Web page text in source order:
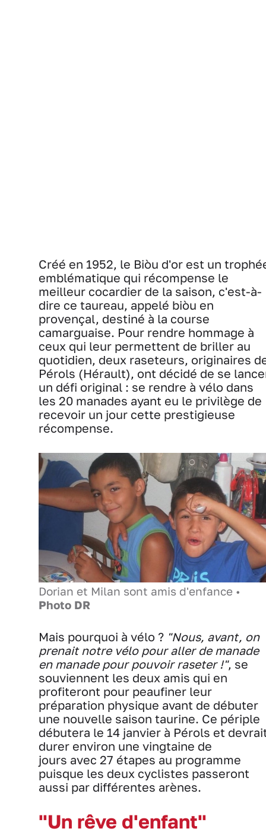
Créé en 1952, le Biòu d'or est un
emblématique qui récompense le
meilleur cocardier de la saison, c'est-à-
dire ce taureau, appelé biòu en
provençal, destiné à la course
camarguaise. Pour rendre hommage à
ceux qui leur permettent de briller au
quotidien, deux raseteurs, originaires
Pérols (Hérault), ont décidé de se
un défi original : se rendre à vélo dans
les 20 manades ayant eu le privilège de
recevoir un jour cette prestigieuse
récompense.
Dorian et Milan sont amis d'enfance •
Photo DR
Mais pourquoi à vélo ? "Nous, avant, on
prenait notre vélo pour aller de manade
en manade pour pouvoir raseter !", se
souviennent les deux amis qui en
profiteront pour peaufiner leur
préparation physique avant de débuter
une nouvelle saison taurine. Ce périple
débutera le 14 janvier à Pérols et
durer environ une vingtaine de
jours avec 27 étapes au programme
puisque les deux cyclistes passeront
aussi par différentes arènes.
"Un rêve d'enfant"